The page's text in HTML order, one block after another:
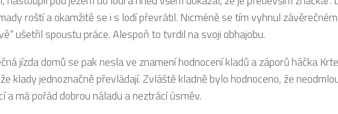
roští a okamžitě se i s lodí převrátil. Nicméně se tím vyhnul
ušetřil spoustu práce. Alespoň to tvrdil na svoji obhajobu.
jízda domů se pak nesla ve znamení hodnocení kladů a záporů háčka
klady jednoznačně převládají. Zvláště kladně bylo hodnoceno, že
a má pořád dobrou náladu a neztrácí úsměv.